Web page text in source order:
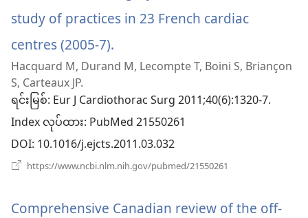
study of practices in 23 French cardiac
centres (2005-7).
အသစ်
ဖွ
င့်
နေ
ပါ
တယ်)
Hacquard M, Durand M, Lecompte T, Boini S, Briançon
S, Carteaux JP.
ရင်းမြစ်‎: Eur J Cardiothorac Surg 2011;40(6):1320-7.
Index လုပ်ထား‎: PubMed 21550261
DOI‎: 10.1016/j.ejcts.2011.03.032
https://www.ncbi.nlm.nih.gov/pubmed/21550261
င့်
နေ
Comprehensive Canadian review of the off-